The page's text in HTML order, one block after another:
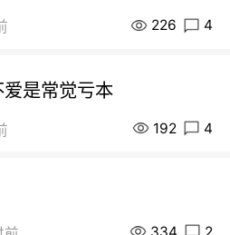
226 4
是常觉亏本
192 4
334 2